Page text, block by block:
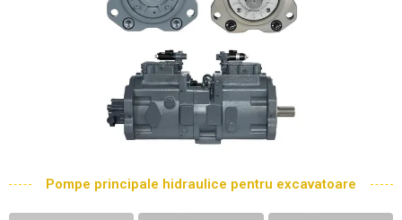
Pompe principale hidraulice pentru excavatoare